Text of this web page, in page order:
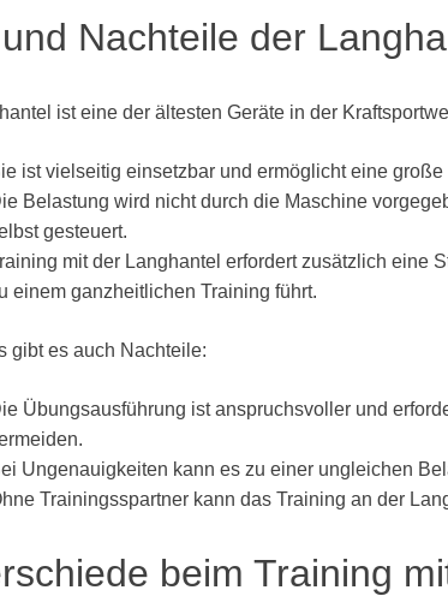
Nachteile der
ist eine der ältesten Geräte in der
ist vielseitig einsetzbar und ermöglicht eine
Belastung wird nicht durch die Maschine
gesteuert.
mit der Langhantel erfordert zusätzlich eine
einem ganzheitlichen Training führt.
gibt es auch Nachteile:
Übungsausführung ist anspruchsvoller und
Ungenauigkeiten kann es zu einer ungleichen
Trainingsspartner kann das Training an der
beim Training